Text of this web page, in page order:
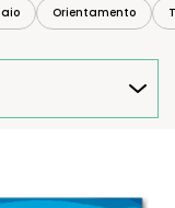
Orientamento